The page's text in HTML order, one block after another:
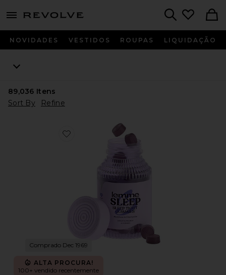
menu - shows more content
NOVIDADES VESTIDOS ROUPAS LIQUIDAÇÃO
89,036 Itens
Sort By
Refine
Favorite VITAMINA EM GOMA SLEEP
Comprado Dec 1969
ALTA PROCURA!
100+ vendido recentemente